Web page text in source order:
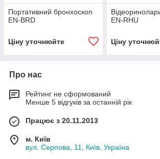
Портативний бронхоскоп
EN-BRD
Ціну уточнюйте
EN-RHU
Ціну
Про нас
Рейтинг не сформований
Менше 5 відгуків за останній рік
Працює з 20.11.2013
м. Київ
вул. Серпова, 11, Київ, Україна